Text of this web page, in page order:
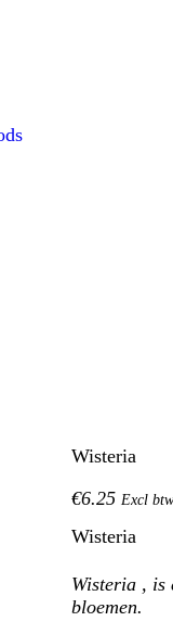
Wisteria
€6.25 Excl
Wisteria
Wisteria , is
bloemen.